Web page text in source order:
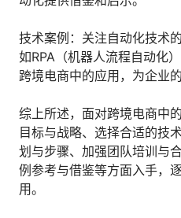
技术案例：关注自动化技术
如RPA（机器人流程自动化
跨境电商中的应用，为企业
综上所述，面对跨境电商中
目标与战略、选择合适的技
划与步骤、加强团队培训与
例参考与借鉴等方面入手，
用。